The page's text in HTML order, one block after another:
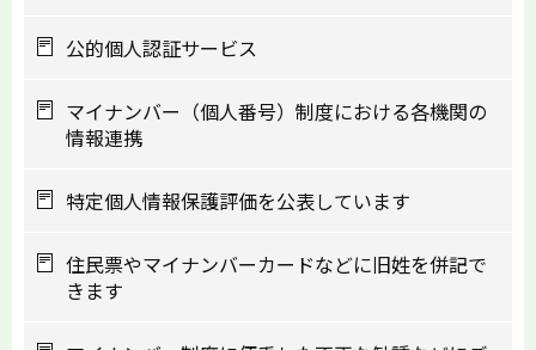
公的個人認証サービス
マイナンバー（個人番号）制度における各機関の
情報連携
特定個人情報保護評価を公表しています
住民票やマイナンバーカードなどに旧姓を併記で
きます